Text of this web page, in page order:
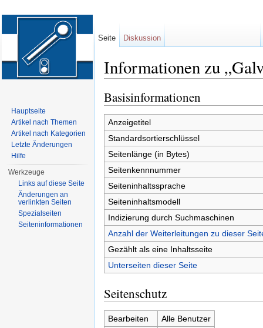
Informationen zu
Basisinformationen
Anzeigetitel
Standardsortierschlüssel
Seitenlänge (in Bytes)
Seitenkennnummer
Seiteninhaltssprache
Seiteninhaltsmodell
Indizierung durch Suchmaschinen
Anzahl der Weiterleitungen zu dieser
Gezählt als eine Inhaltsseite
Unterseiten dieser Seite
Seitenschutz
Bearbeiten
Alle Benutzer
Seite Diskussion
Hauptseite
Artikel nach Themen
Artikel nach Kategorien
Letzte Änderungen
Hilfe
Werkzeuge
Links auf diese Seite
Änderungen an
verlinkten Seiten
Spezialseiten
Seiten­informationen